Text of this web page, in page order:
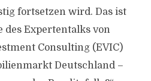
fortsetzen wird. Das ist
des Expertentalks von
Consulting (EVIC)
Deutschland –